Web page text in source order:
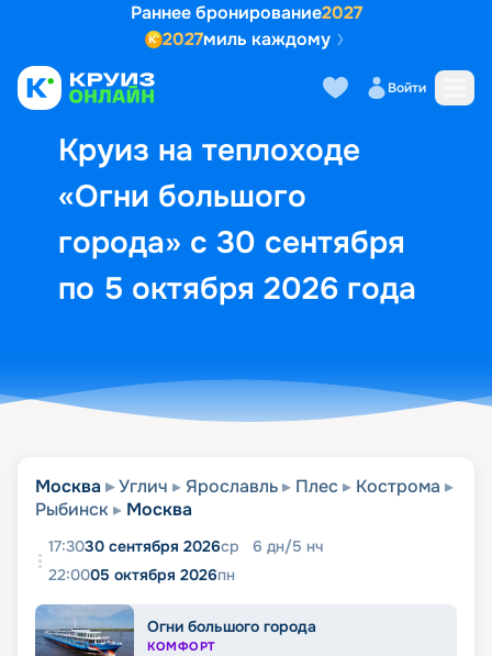
Раннее бронирование2027
2027миль каждому
Войти
Круиз на теплоходе
«Огни большого
города» с 30 сентября
по 5 октября 2026 года
Выбор кают Маршрут и
Москва Углич Ярославль Плес
Кострома
Рыбинск
Москва
17:3030 сентября 2026ср 6 дн/5 нч
22:0005 октября 2026пн
Огни большого города
КОМФОРТ